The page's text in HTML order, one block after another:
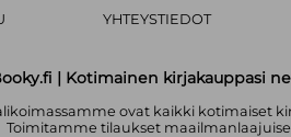
YHTEYSTIEDOT
| Kotimainen kirjakauppasi
ovat kaikki kotimaiset
Toimitamme tilaukset